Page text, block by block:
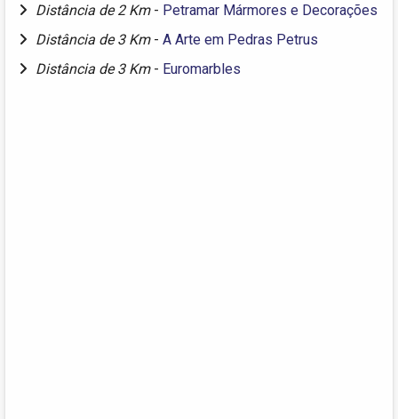
Distância de 2 Km - Petramar Mármores e Decorações
Distância de 3 Km - A Arte em Pedras Petrus
Distância de 3 Km - Euromarbles